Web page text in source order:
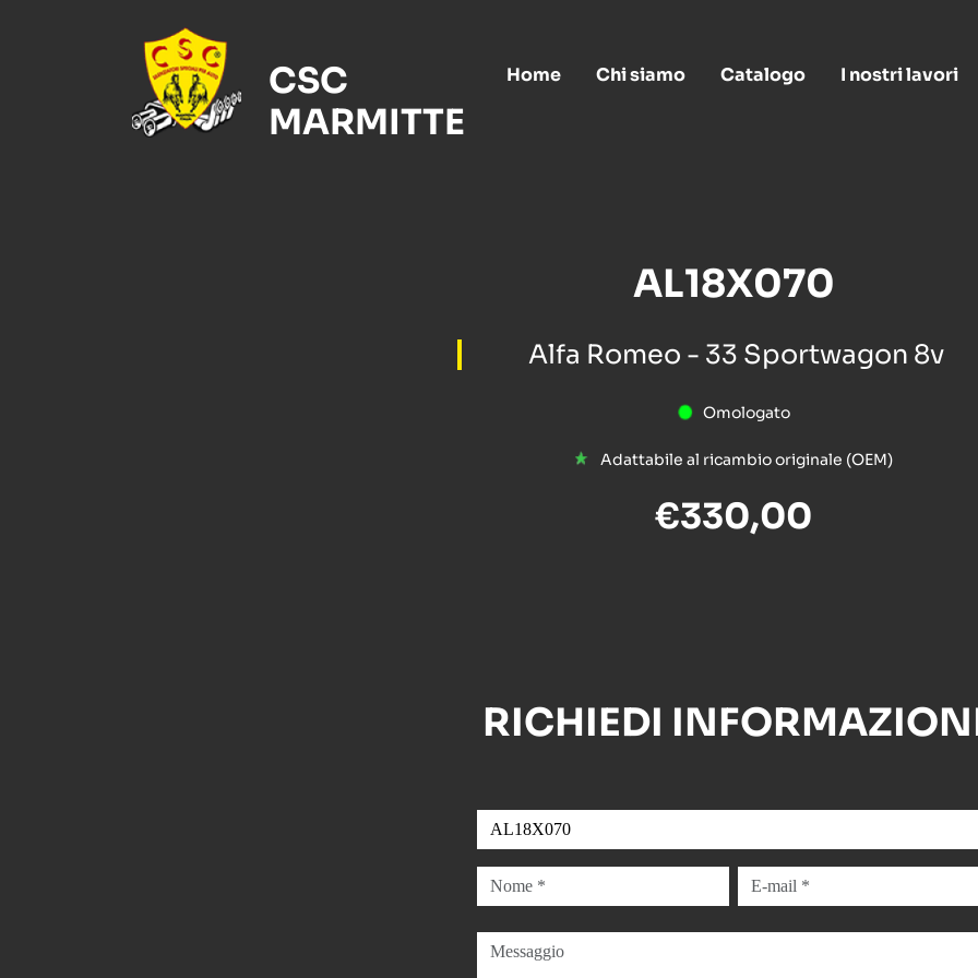
CSC
MARMITTE
Home Chi siamo Catalogo I nostri lavori
AL18X070
Alfa Romeo - 33 Sportwagon 8v
Omologato
Adattabile al ricambio originale (OEM)
€330,00
RICHIEDI